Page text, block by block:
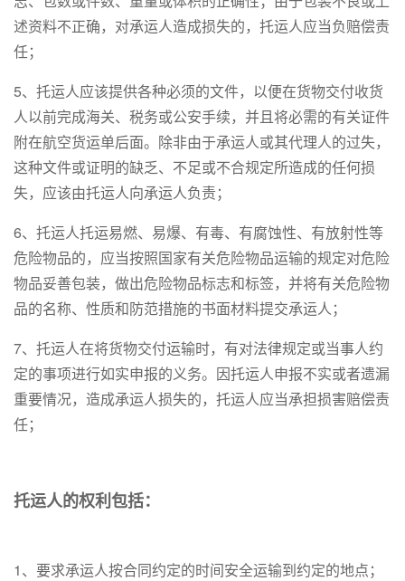
述资料不正确，对承运人造成损失的，托运人应当负赔偿责
任；
5、托运人应该提供各种必须的文件，以便在货物交付收货
人以前完成海关、税务或公安手续，并且将必需的有关证件
附在航空货运单后面。除非由于承运人或其代理人的过失，
这种文件或证明的缺乏、不足或不合规定所造成的任何损
失，应该由托运人向承运人负责；
6、托运人托运易燃、易爆、有毒、有腐蚀性、有放射性等
危险物品的，应当按照国家有关危险物品运输的规定对危险
物品妥善包装，做出危险物品标志和标签，并将有关危险物
品的名称、性质和防范措施的书面材料提交承运人；
7、托运人在将货物交付运输时，有对法律规定或当事人约
定的事项进行如实申报的义务。因托运人申报不实或者遗漏
重要情况，造成承运人损失的，托运人应当承担损害赔偿责
任；
托运人的权利包括：
1、要求承运人按合同约定的时间安全运输到约定的地点；